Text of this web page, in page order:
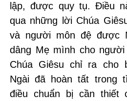
lập, được quy tụ. Điều
qua những lời Chúa
và người môn đệ được
dâng Mẹ mình cho
Chúa Giêsu chỉ ra cho
Ngài đã hoàn tất trong
điều chuẩn bị cần thiết